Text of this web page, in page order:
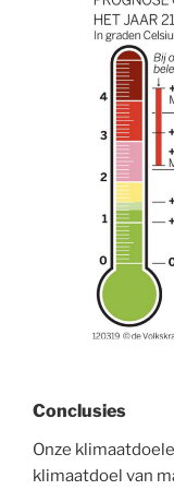
Conclusies
Onze
klimaatdoel van